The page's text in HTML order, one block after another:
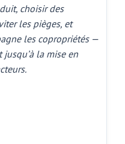
choisir des
les pièges, et
les copropriétés —
jusqu’à la mise en